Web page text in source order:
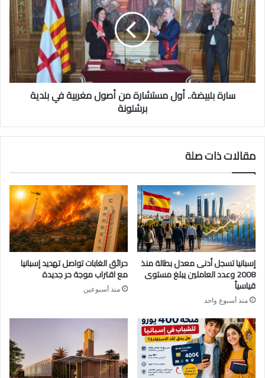
سارة بلبيضة.. أول مستشارة من أصول مغربية في بلدية
برشلونة
مقالات ذات صلة
إسبانيا تسجل أدنى معدل بطالة منذ
2008 وعدد العاملين يبلغ مستوى
قياسياً
منذ أسبوع واحد
حرائق الغابات تواصل تهديد إسبانيا
مع اقتراب موجة حر جديدة
منذ أسبوعين